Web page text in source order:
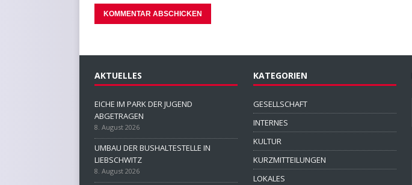
AKTUELLES
EICHE IM PARK DER JUGEND
ABGETRAGEN
8. August 2026
UMBAU DER BUSHALTESTELLE IN
LIEBSCHWITZ
8. August 2026
KATEGORIEN
GESELLSCHAFT
INTERNES
KULTUR
KURZMITTEILUNGEN
LOKALES